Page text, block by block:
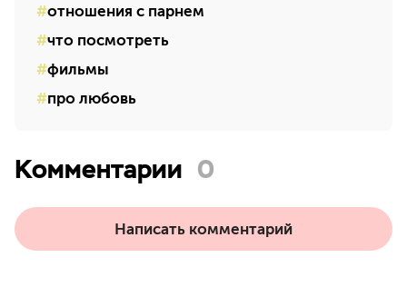
отношения с парнем
что посмотреть
фильмы
про любовь
Комментарии 0
Написать комментарий